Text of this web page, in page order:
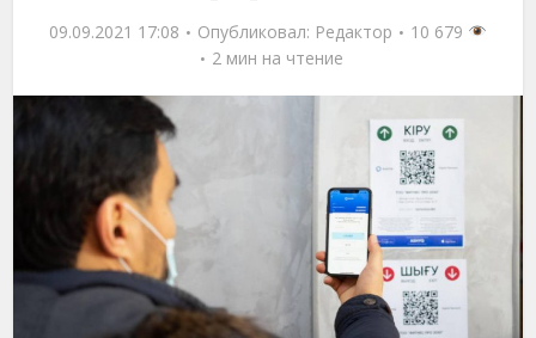
09.09.2021 17:08 Опубликовал: Редактор
10 679
2 мин на чтение